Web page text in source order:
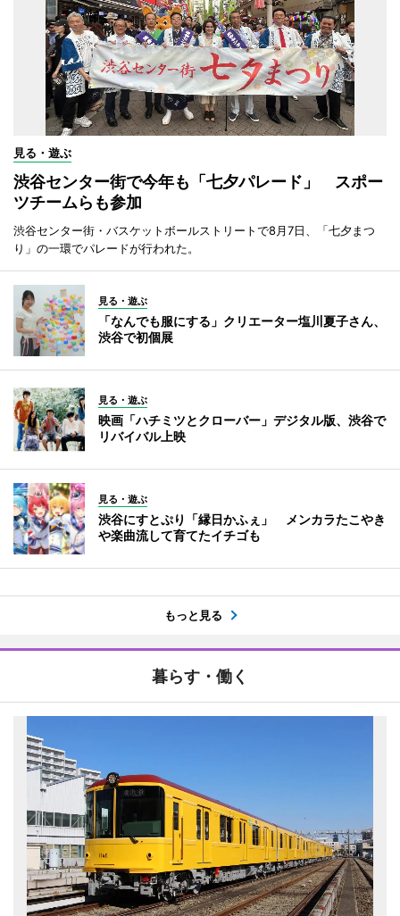
見る・遊ぶ
渋谷センター街で今年も「七夕パレード」 スポー
ツチームらも参加
渋谷センター街・バスケットボールストリートで8月7日、「七夕まつ
り」の一環でパレードが行われた。
見る・遊ぶ
「なんでも服にする」クリエーター塩川夏子さん、
渋谷で初個展
見る・遊ぶ
映画「ハチミツとクローバー」デジタル版、渋谷で
リバイバル上映
見る・遊ぶ
渋谷にすとぷり「縁日かふぇ」 メンカラたこやき
や楽曲流して育てたイチゴも
もっと見る
暮らす・働く